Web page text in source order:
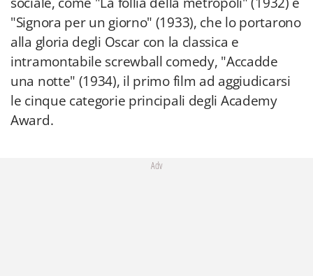
"Signora per un giorno" (1933), che lo portarono
alla gloria degli Oscar con la classica e
intramontabile screwball comedy, "Accadde
una notte" (1934), il primo film ad aggiudicarsi
le cinque categorie principali degli Academy
Award.
Adv